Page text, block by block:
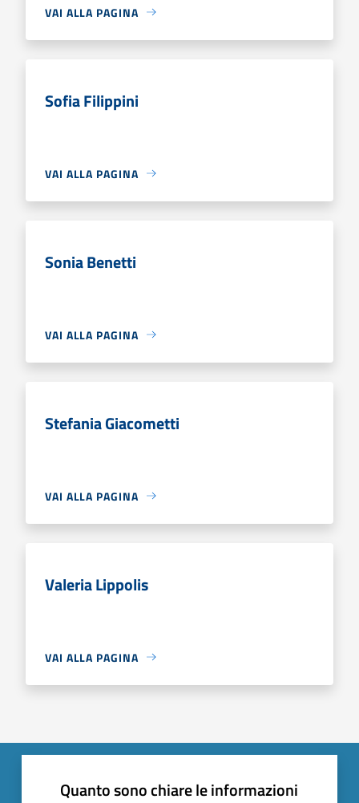
VAI ALLA PAGINA
Sofia Filippini
VAI ALLA PAGINA
Sonia Benetti
VAI ALLA PAGINA
Stefania Giacometti
VAI ALLA PAGINA
Valeria Lippolis
VAI ALLA PAGINA
Quanto sono chiare le informazioni